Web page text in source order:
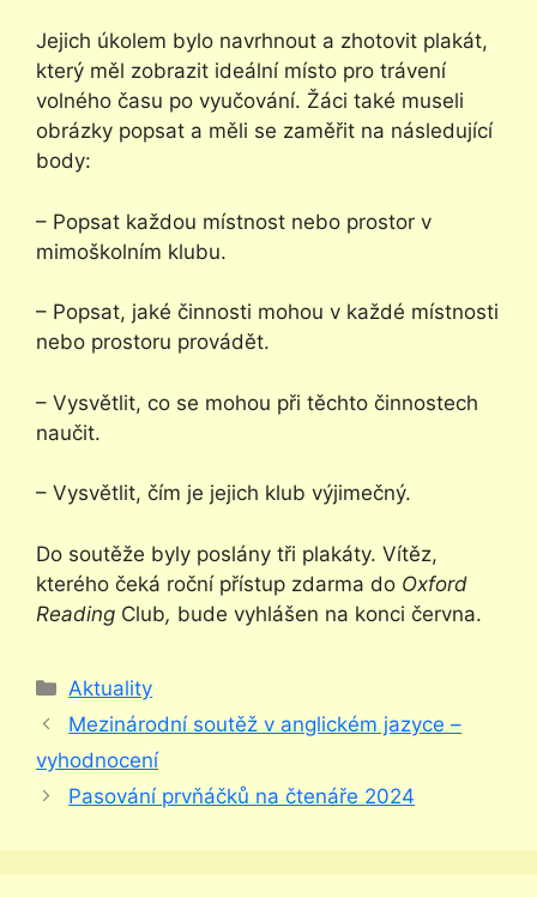
Jejich úkolem bylo navrhnout a zhotovit plakát,
který měl zobrazit ideální místo pro trávení
volného času po vyučování. Žáci také museli
obrázky popsat a měli se zaměřit na následující
body:
– Popsat každou místnost nebo prostor v
mimoškolním klubu.
– Popsat, jaké činnosti mohou v každé místnosti
nebo prostoru provádět.
– Vysvětlit, co se mohou při těchto činnostech
naučit.
– Vysvětlit, čím je jejich klub výjimečný.
Do soutěže byly poslány tři plakáty. Vítěz,
kterého čeká roční přístup zdarma do Oxford
Reading Club, bude vyhlášen na konci června.
Rubriky
Aktuality
Mezinárodní soutěž v anglickém jazyce –
vyhodnocení
Pasování prvňáčků na čtenáře 2024